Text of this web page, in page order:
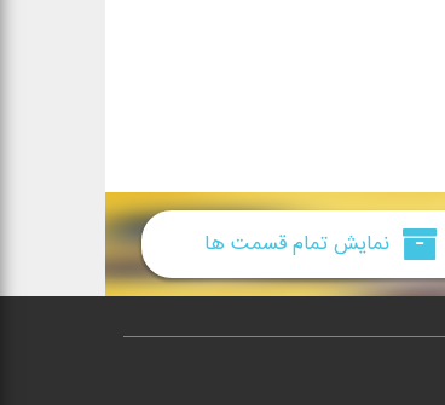
نمایش تمام قسمت ها